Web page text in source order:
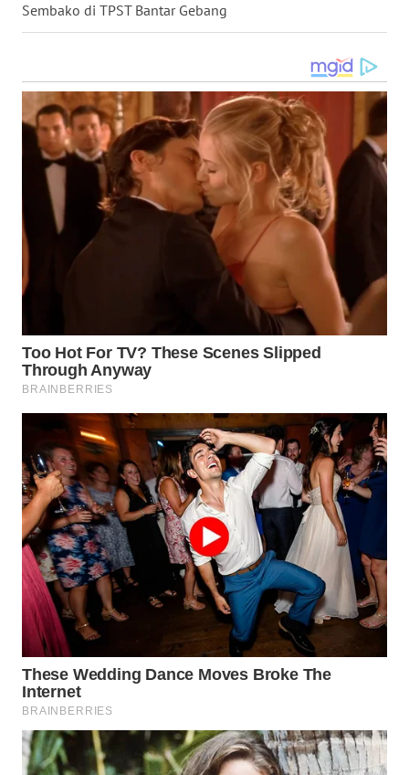
Sembako di TPST Bantar Gebang
WN
TAPANULI
WN DELI
SERDANG
WN
TEBING
TINGGI
KARAWANG
WN
WN
BOGOR
WN
DEPOK
WN
TAPANULI
UTARA
WN
SAMOSIR
WN
PADANG